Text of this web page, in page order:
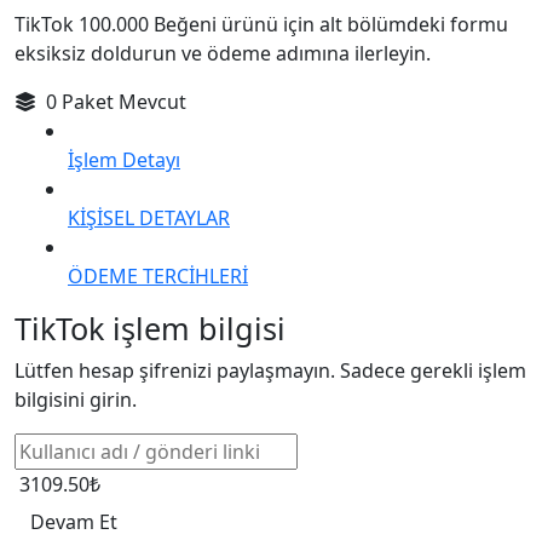
TikTok 100.000 Beğeni ürünü için alt bölümdeki formu
eksiksiz doldurun ve ödeme adımına ilerleyin.
0 Paket Mevcut
İşlem Detayı
KİŞİSEL DETAYLAR
ÖDEME TERCİHLERİ
TikTok işlem bilgisi
Lütfen hesap şifrenizi paylaşmayın. Sadece gerekli işlem
bilgisini girin.
3109.50₺
Devam Et